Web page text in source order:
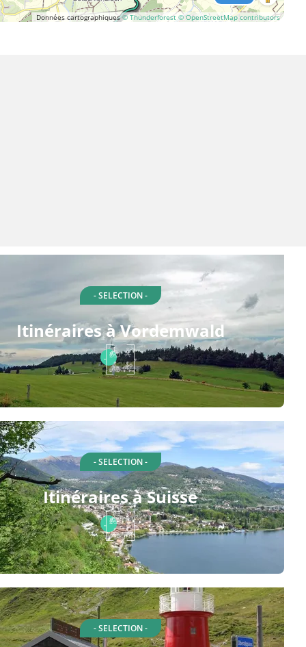
Données cartographiques© Thunderforest © OpenStreetMap contributors
- SELECTION -
Itinéraires à Vordemwald
- SELECTION -
Itinéraires à Suisse
- SELECTION -